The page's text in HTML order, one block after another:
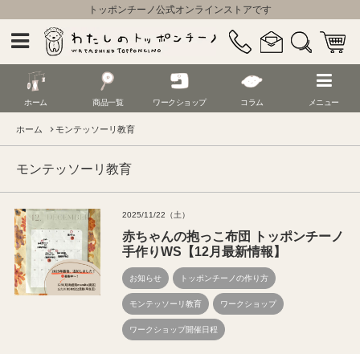
トッポンチーノ公式オンラインストアです
ホーム 商品一覧 ワークショップ コラム メニュー
ホーム モンテッソーリ教育
モンテッソーリ教育
2025/11/22（土）
赤ちゃんの抱っこ布団 トッポンチーノ
手作りWS【12月最新情報】
お知らせ トッポンチーノの作り方
モンテッソーリ教育 ワークショップ
ワークショップ開催日程